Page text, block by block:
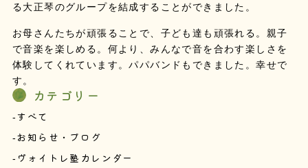
カテゴリー
すべて
お知らせ・ブログ
ヴォイトレ塾カレンダー
る大正琴のグループを結成することができました。
お母さんたちが頑張ることで、子ども達も頑張れる。親子
で音楽を楽しめる。何より、みんなで音を合わす楽しさを
体験してくれています。パパバンドもできました。幸せで
す。